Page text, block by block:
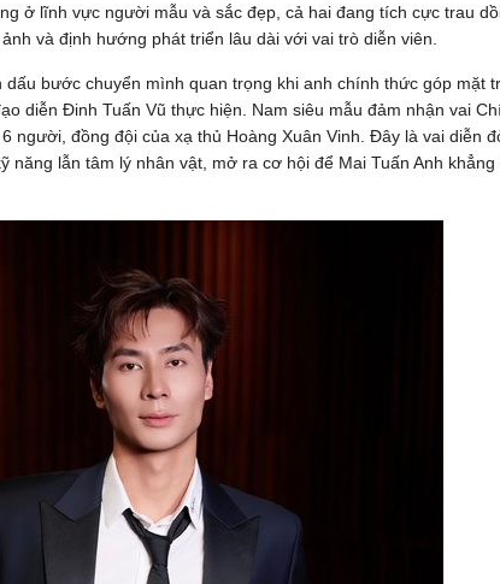
ở lĩnh vực người mẫu và sắc đẹp, cả hai đang tích cực trau
và định hướng phát triển lâu dài với vai trò diễn viên.
bước chuyển mình quan trọng khi anh chính thức góp mặt
diễn Đinh Tuấn Vũ thực hiện. Nam siêu mẫu đảm nhận vai
người, đồng đội của xạ thủ Hoàng Xuân Vinh. Đây là vai diễn
năng lẫn tâm lý nhân vật, mở ra cơ hội để Mai Tuấn Anh khẳng